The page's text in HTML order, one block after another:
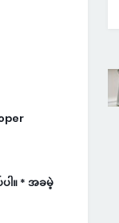
။ * အခမဲ့